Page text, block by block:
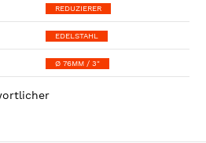
REDUZIERER
EDELSTAHL
Ø 76MM / 3"